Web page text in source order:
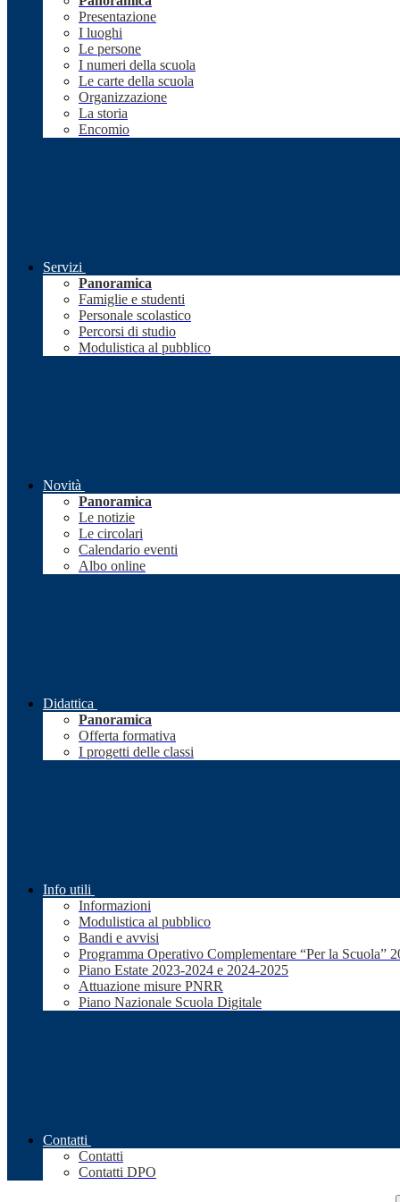
Presentazione
I luoghi
Le persone
I numeri della scuola
Le carte della scuola
Organizzazione
La storia
Encomio
Servizi
Panoramica
Famiglie e studenti
Personale scolastico
Percorsi di studio
Modulistica al pubblico
Novità
Panoramica
Le notizie
Le circolari
Calendario eventi
Albo online
Didattica
Panoramica
Offerta formativa
I progetti delle classi
Info utili
Informazioni
Modulistica al pubblico
Bandi e avvisi
Programma Operativo Complementare “Per la Scuola”
Piano Estate 2023-2024 e 2024-2025
Attuazione misure PNRR
Piano Nazionale Scuola Digitale
Contatti
Contatti
Contatti DPO